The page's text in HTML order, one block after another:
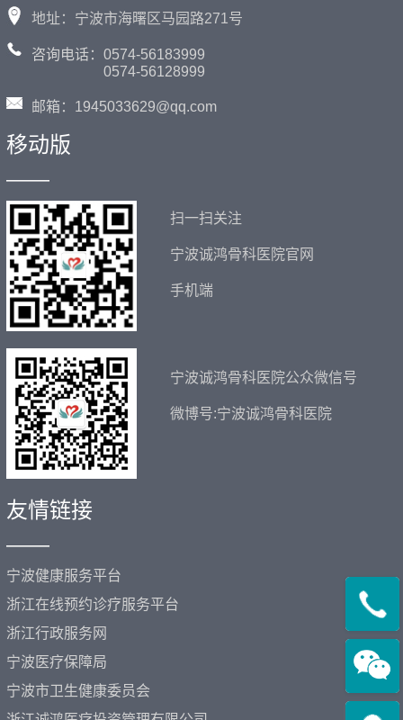
地址：宁波市海曙区马园路271号
咨询电话：0574-56183999
0574-56128999
邮箱：1945033629@qq.com
移动版
——
扫一扫关注
宁波诚鸿骨科医院官网
手机端
宁波诚鸿骨科医院公众微信号
微博号:宁波诚鸿骨科医院
友情链接
——
宁波健康服务平台
浙江在线预约诊疗服务平台
浙江行政服务网
宁波医疗保障局
宁波市卫生健康委员会